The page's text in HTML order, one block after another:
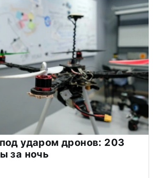
ударом дронов: 203
за ночь